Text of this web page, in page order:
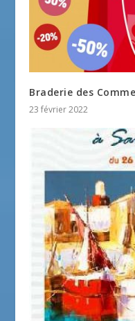
Braderie des
23 février 2022